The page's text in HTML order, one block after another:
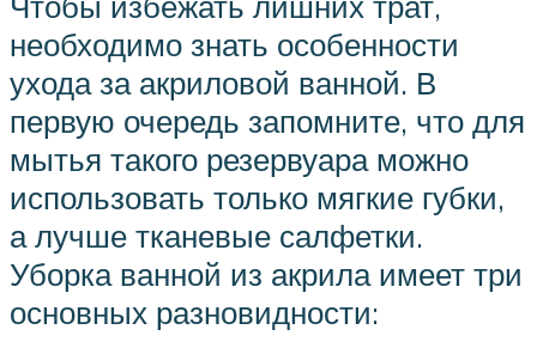
необходимо знать особенности
ухода за акриловой ванной. В
первую очередь запомните, что для
мытья такого резервуара можно
использовать только мягкие губки,
а лучше тканевые салфетки.
Уборка ванной из акрила имеет три
основных разновидности: